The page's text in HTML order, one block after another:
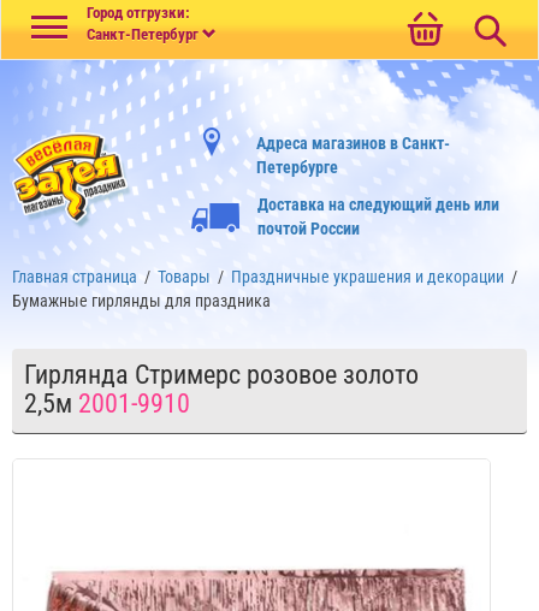
Город отгрузки:
Санкт-Петербург
Адреса магазинов в Санкт-
Петербурге
Доставка на следующий день или
почтой России
Главная страница / Товары / Праздничные украшения и декорации /
Бумажные гирлянды для праздника
Гирлянда Стримерс розовое золото
2,5м 2001-9910